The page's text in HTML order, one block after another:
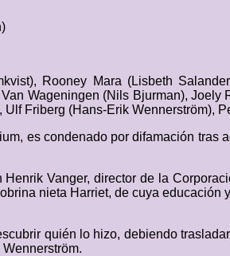
Rooney Mara (Lisbeth
Wageningen (Nils Bjurman),
Friberg (Hans-Erik Wennerström),
es condenado por difamación tras
Vanger, director de la
nieta Harriet, de cuya educación
quién lo hizo, debiendo